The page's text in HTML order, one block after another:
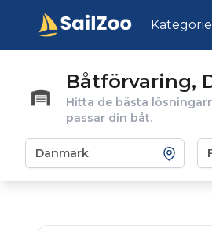
Båtförvaring,
Hitta de bästa
passar din båt.